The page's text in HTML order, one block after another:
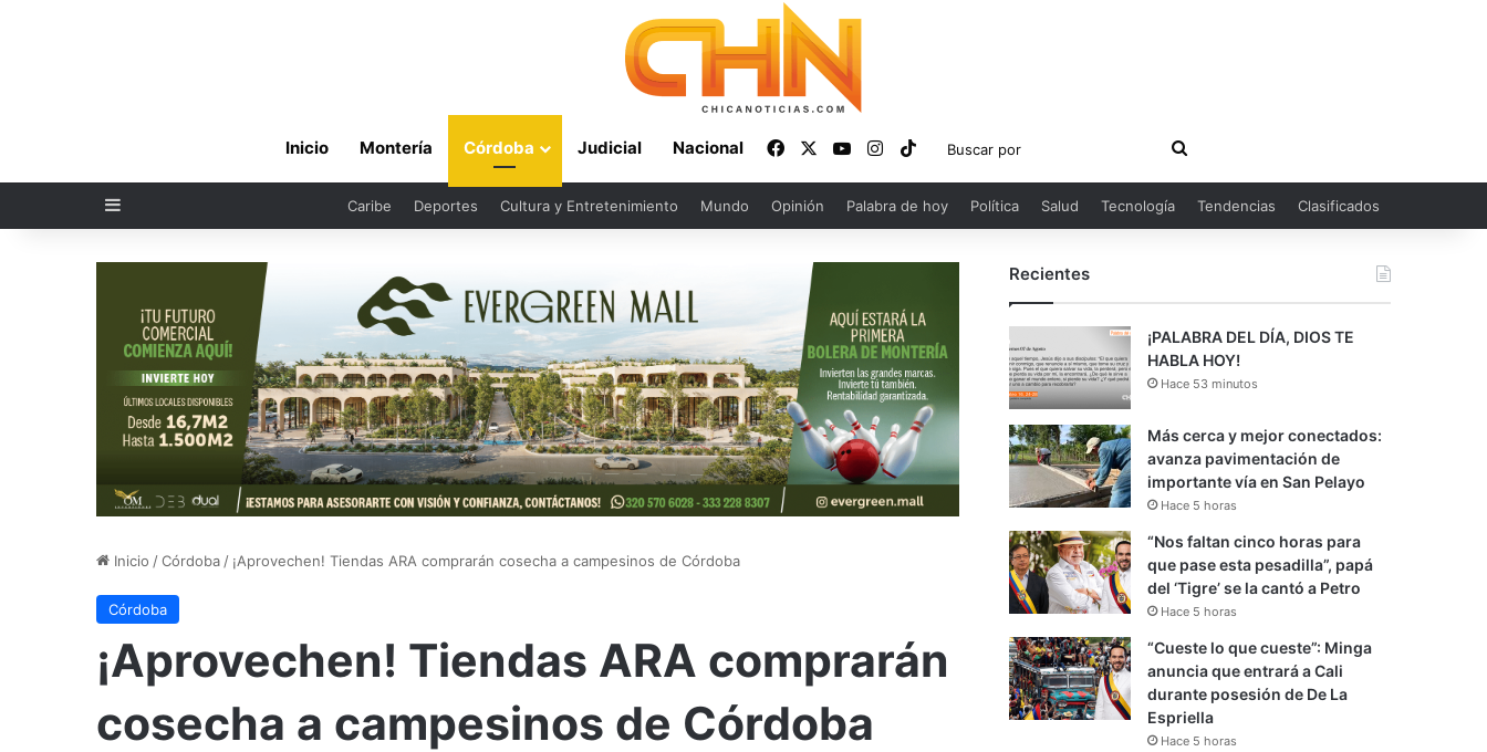
Inicio Montería Córdoba Judicial Nacional FacebookYouTubeInstagram
TikTok
Buscar
por
Sidebar Caribe Deportes Cultura y Entretenimiento Mundo Opinión Palabra de hoy Política Salud Tecnología Tendencias Clasificados
Inicio /Córdoba / ¡Aprovechen! Tiendas ARA comprarán cosecha a campesinos de Córdoba
Córdoba
¡Aprovechen! Tiendas ARA comprarán
cosecha a campesinos de Córdoba
Recientes
¡PALABRA DEL DÍA, DIOS TE
HABLA HOY!
Hace 53 minutos
Más cerca y mejor conectados:
avanza pavimentación de
importante vía en San Pelayo
Hace 5 horas
“Nos faltan cinco horas para
que pase esta pesadilla”, papá
del ‘Tigre’ se la cantó a Petro
Hace 5 horas
“Cueste lo que cueste”: Minga
anuncia que entrará a Cali
durante posesión de De La
Espriella
Hace 5 horas